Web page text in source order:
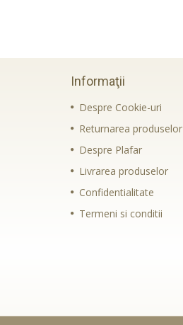
Informaţii
Despre Cookie-uri
Returnarea produselor
Despre Plafar
Livrarea produselor
Confidentialitate
Termeni si conditii